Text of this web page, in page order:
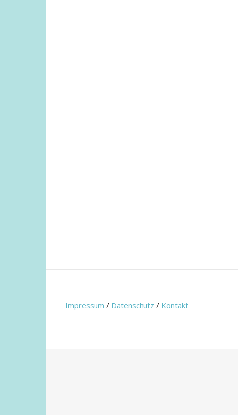
Impressum / Datenschutz / Kontakt